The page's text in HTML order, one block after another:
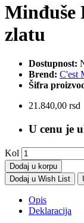
Minđuše
zlatu
Dostupnost:
Brend: C'est
Šifra
21.840,00 rsd
U cenu je
Kol
Dodaj u korpu
Dodaj u Wish List
Opis
Deklaracija